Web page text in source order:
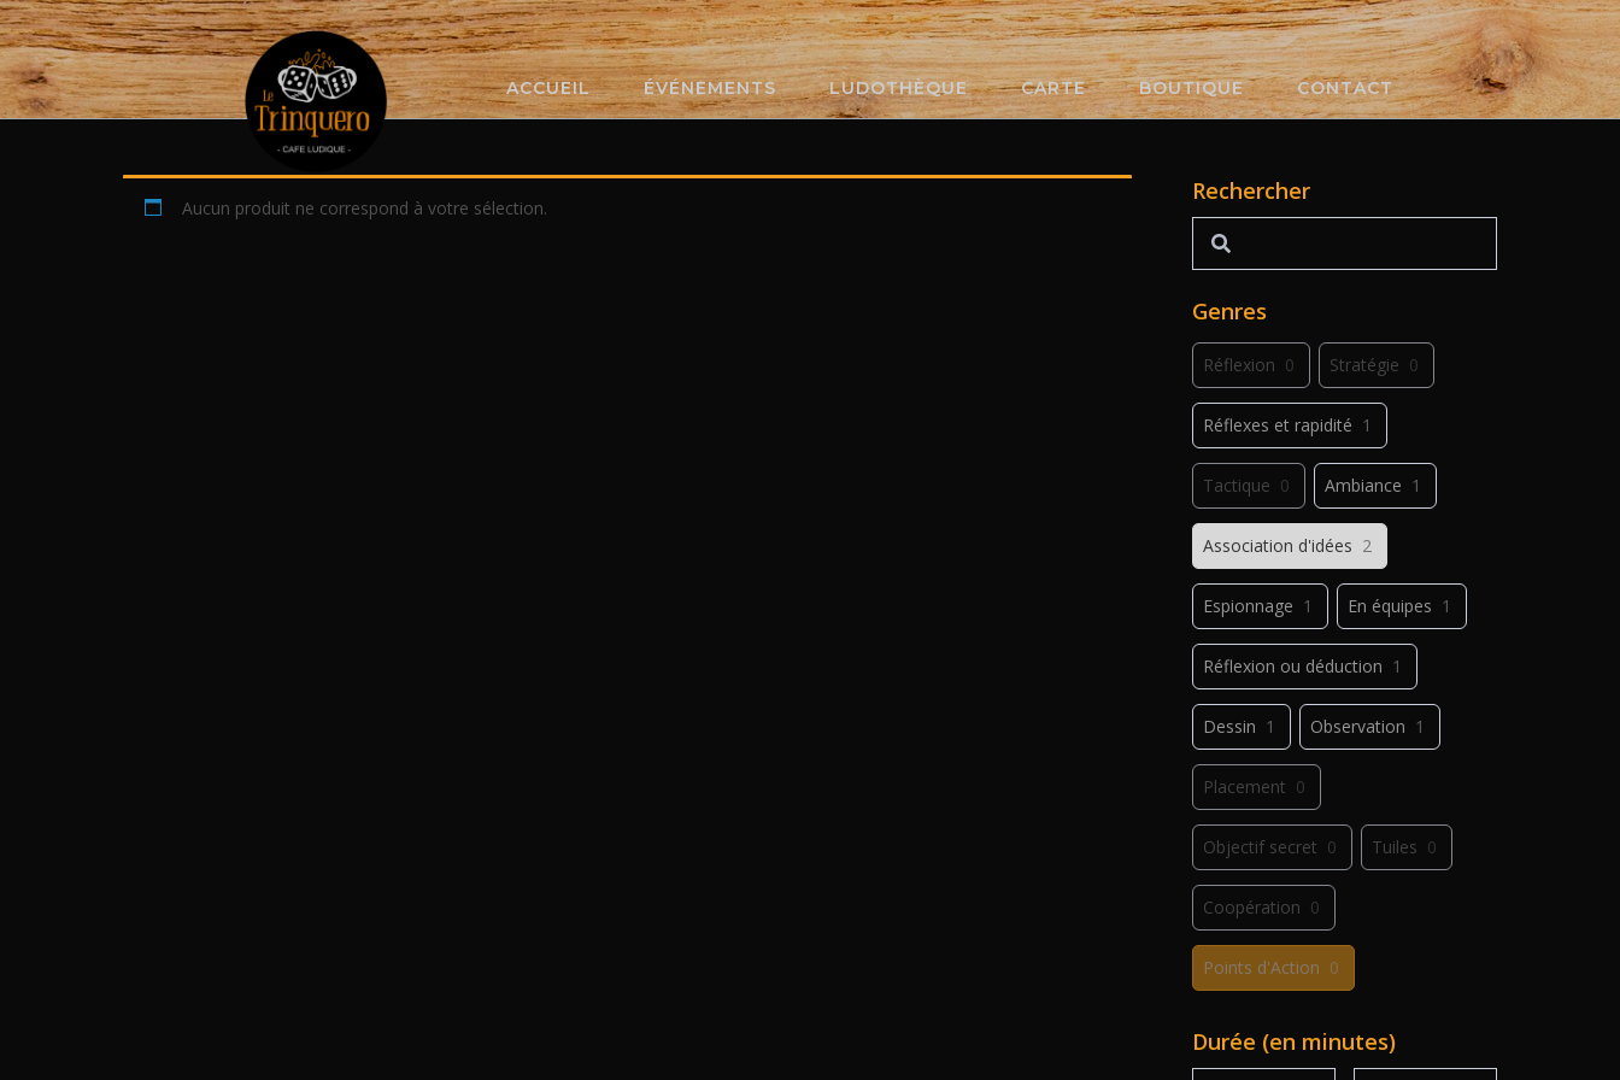
Skip
to
content
ACCUEIL ÉVÉNEMENTS LUDOTHÈQUE CARTE BOUTIQUE CONTACT
Aucun produit ne correspond à votre sélection.
Rechercher
Rechercher
Genres
Réflexion 0 Stratégie 0
Réflexes et rapidité 1
Tactique 0 Ambiance 1
Association d'idées 2
Espionnage 1 En équipes 1
Réflexion ou déduction 1
Dessin 1 Observation 1
Placement 0
Objectif secret 0 Tuiles 0
Coopération 0
Points d'Action 0
Déplacement 0
Durée (en minutes)